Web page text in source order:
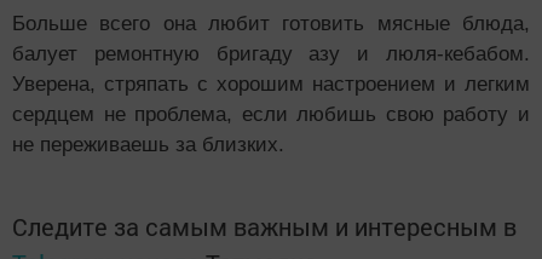
Больше всего она любит готовить мясные блюда,
балует ремонтную бригаду азу и люля-кебабом.
Уверена, стряпать с хорошим настроением и легким
сердцем не проблема, если любишь свою работу и
не переживаешь за близких.
Следите за самым важным и интересным в